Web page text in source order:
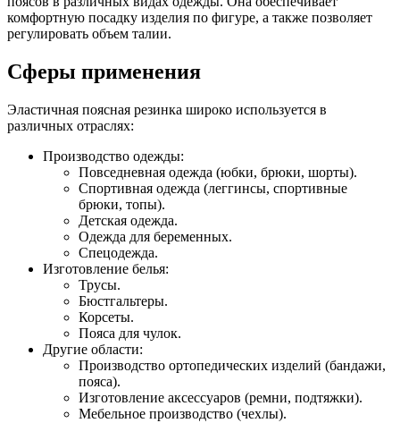
комфортную посадку изделия по фигуре, а также позволяет
регулировать объем талии.
Сферы применения
Эластичная поясная резинка широко используется в
различных отраслях:
Производство одежды:
Повседневная одежда (юбки, брюки, шорты).
Спортивная одежда (леггинсы, спортивные
брюки, топы).
Детская одежда.
Одежда для беременных.
Спецодежда.
Изготовление белья:
Трусы.
Бюстгальтеры.
Корсеты.
Пояса для чулок.
Другие области:
Производство ортопедических изделий (бандажи,
пояса).
Изготовление аксессуаров (ремни, подтяжки).
Мебельное производство (чехлы).